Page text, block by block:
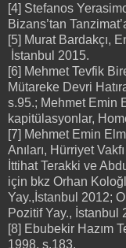
[4] Stefanos
Bizans’tan
[5] Murat Bardakçı,
İstanbul 2015.
[6] Mehmet Tevfik
Mütareke Devri
s.95.; Mehmet Emin
kapitülasyonlar,
[7] Mehmet Emin
Anıları, Hürriyet
İttihat Terakki ve
için bkz Orhan
Yay.,İstanbul 2012;
Pozitif Yay., İstanbul
[8] Ebubekir Hazım
1998, s.183.